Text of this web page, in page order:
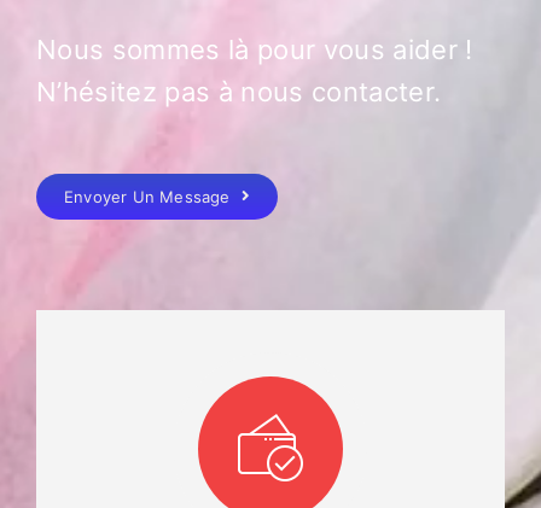
Nous sommes là pour vous aider !
N’hésitez pas à nous contacter.
Envoyer Un Message